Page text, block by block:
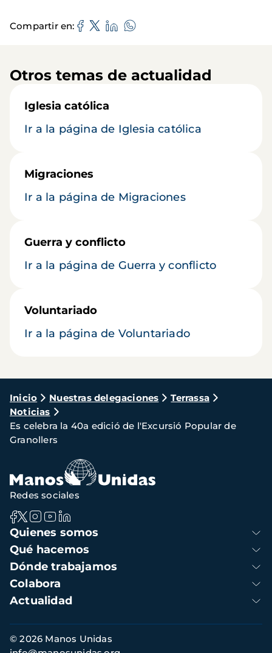
Compartir en
Otros temas de actualidad
Iglesia católica
Ir a la página de Iglesia católica
Migraciones
Ir a la página de Migraciones
Guerra y conflicto
Ir a la página de Guerra y conflicto
Voluntariado
Ir a la página de Voluntariado
Ruta
de
navegación
Inicio Nuestras delegaciones
Terrassa
Noticias
Es celebra la 40a edició de l'Excursió Popular de
Granollers
Navegación
principal
Quienes somos
Qué hacemos
Dónde trabajamos
Colabora
Actualidad
Redes sociales
Información
de
© 2026 Manos Unidas